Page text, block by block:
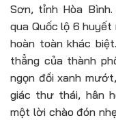
Sơn, tỉnh Hòa
qua Quốc lộ 6
hoàn toàn khác
thẳng của thành
ngọn đồi xanh
giác thư thái, hân
một lời chào đón